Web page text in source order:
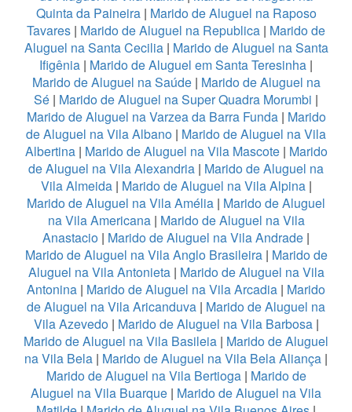
Quinta da Paineira| Marido de Aluguel na Raposo
Tavares | Marido de Aluguel na Republica | Marido de
Aluguel na Santa Cecilia| Marido de Aluguel na Santa
Ifigênia | Marido de Aluguel em Santa Teresinha |
Marido de Aluguel na Saúde| Marido de Aluguel na
Sé | Marido de Aluguel na Super Quadra Morumbi |
Marido de Aluguel na Varzea da Barra Funda| Marido
de Aluguel na Vila Albano | Marido de Aluguel na Vila
Albertina| Marido de Aluguel na Vila Mascote| Marido
de Aluguel na Vila Alexandria | Marido de Aluguel na
Vila Almeida | Marido de Aluguel na Vila Alpina |
Marido de Aluguel na Vila Amélia | Marido de Aluguel
na Vila Americana| Marido de Aluguel na Vila
Anastacio | Marido de Aluguel na Vila Andrade |
Marido de Aluguel na Vila Anglo Brasileira| Marido de
Aluguel na Vila Antonieta| Marido de Aluguel na Vila
Antonina | Marido de Aluguel na Vila Arcadia | Marido
de Aluguel na Vila Aricanduva | Marido de Aluguel na
Vila Azevedo| Marido de Aluguel na Vila Barbosa|
Marido de Aluguel na Vila Basileia | Marido de Aluguel
na Vila Bela | Marido de Aluguel na Vila Bela Aliança |
Marido de Aluguel na Vila Bertioga| Marido de
Aluguel na Vila Buarque | Marido de Aluguel na Vila